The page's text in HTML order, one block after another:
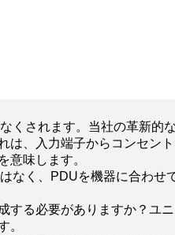
くされます。当社の革新的
、入力端子からコンセン
意味します。
なく、PDUを機器に合わせ
る必要がありますか？ユ
。